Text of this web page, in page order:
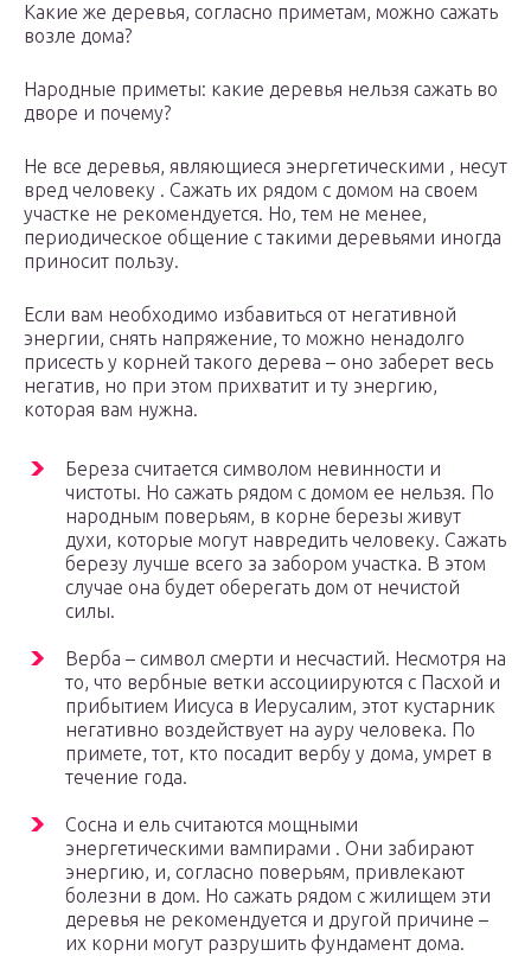
Какие же деревья, согласно приметам, можно сажать
возле дома?
Народные приметы: какие деревья нельзя сажать во
дворе и почему?
Не все деревья, являющиеся энергетическими , несут
вред человеку . Сажать их рядом с домом на своем
участке не рекомендуется. Но, тем не менее,
периодическое общение с такими деревьями иногда
приносит пользу.
Если вам необходимо избавиться от негативной
энергии, снять напряжение, то можно ненадолго
присесть у корней такого дерева – оно заберет весь
негатив, но при этом прихватит и ту энергию,
которая вам нужна.
Береза считается символом невинности и
чистоты. Но сажать рядом с домом ее нельзя. По
народным поверьям, в корне березы живут
духи, которые могут навредить человеку. Сажать
березу лучше всего за забором участка. В этом
случае она будет оберегать дом от нечистой
силы.
Верба – символ смерти и несчастий. Несмотря на
то, что вербные ветки ассоциируются с Пасхой и
прибытием Иисуса в Иерусалим, этот кустарник
негативно воздействует на ауру человека. По
примете, тот, кто посадит вербу у дома, умрет в
течение года.
Сосна и ель считаются мощными
энергетическими вампирами . Они забирают
энергию, и, согласно поверьям, привлекают
болезни в дом. Но сажать рядом с жилищем эти
деревья не рекомендуется и другой причине –
их корни могут разрушить фундамент дома.